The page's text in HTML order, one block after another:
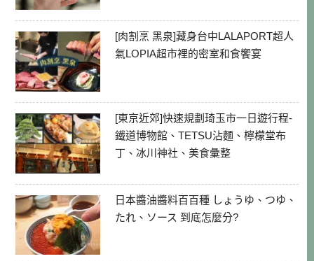
[肉割烹 黑泉]藏身台中LALAPORT超人
氣LOPIA超市裡的密室和食饗宴
[東京近郊]快速規劃琦玉市一日遊行程-
鐵道博物館、TETSU沾麵、檸檬堂布
丁、冰川神社、美食彙整
日本醬油醬料百百種 しょうゆ、つゆ、
たれ、ソース 到底怎麼分?